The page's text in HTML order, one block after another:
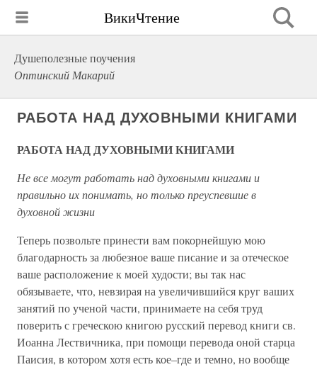
ВикиЧтение
Душеполезные поучения
Оптинский Макарий
РАБОТА НАД ДУХОВНЫМИ КНИГАМИ
РАБОТА НАД ДУХОВНЫМИ КНИГАМИ
Не все могут работать над духовными книгами и
правильно их понимать, но только преуспевшие в
духовной жизни
Теперь позвольте принести вам покорнейшую мою
благодарность за любезное ваше писание и за отеческое
ваше расположение к моей худости; вы так нас
обязываете, что, невзирая на увеличившийся круг ваших
занятий по ученой части, принимаете на себя труд
поверить с греческою книгою русский перевод книги св.
Иоанна Лествичника, при помощи перевода оной старца
Паисия, в котором хотя есть кое–где и темно, но вообще